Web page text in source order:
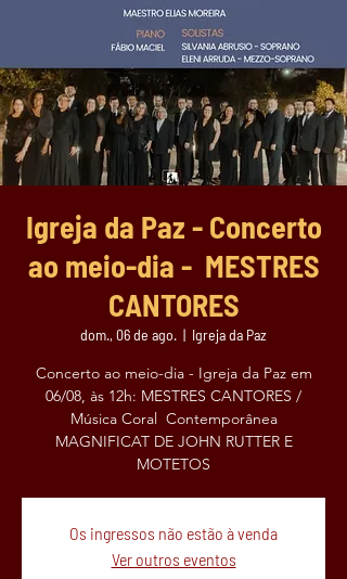
Igreja da Paz - Concerto
ao meio-dia - MESTRES
CANTORES
dom., 06 de ago.
  |
Igreja da Paz
Concerto ao meio-dia - Igreja da Paz em
06/08, às 12h: MESTRES CANTORES /
Música Coral Contemporânea
MAGNIFICAT DE JOHN RUTTER E
MOTETOS
Os ingressos não estão à venda
Ver outros eventos